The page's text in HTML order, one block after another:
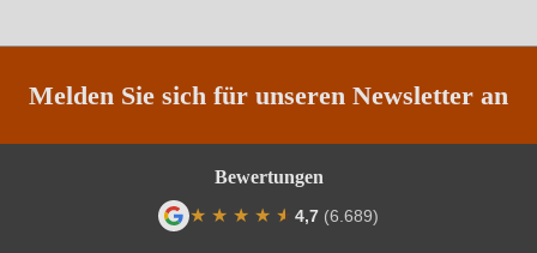
Melden Sie sich für unseren Newsletter an
Bewertungen
★ ★ ★ ★ ★
★ 4,7 (6.689)